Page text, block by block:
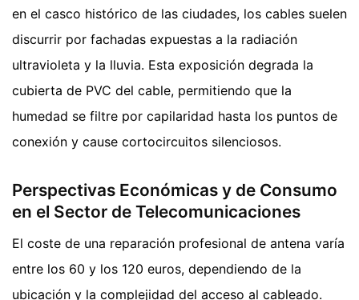
en el casco histórico de las ciudades, los cables suelen
discurrir por fachadas expuestas a la radiación
ultravioleta y la lluvia. Esta exposición degrada la
cubierta de PVC del cable, permitiendo que la
humedad se filtre por capilaridad hasta los puntos de
conexión y cause cortocircuitos silenciosos.
Perspectivas Económicas y de Consumo
en el Sector de Telecomunicaciones
El coste de una reparación profesional de antena varía
entre los 60 y los 120 euros, dependiendo de la
ubicación y la complejidad del acceso al cableado.